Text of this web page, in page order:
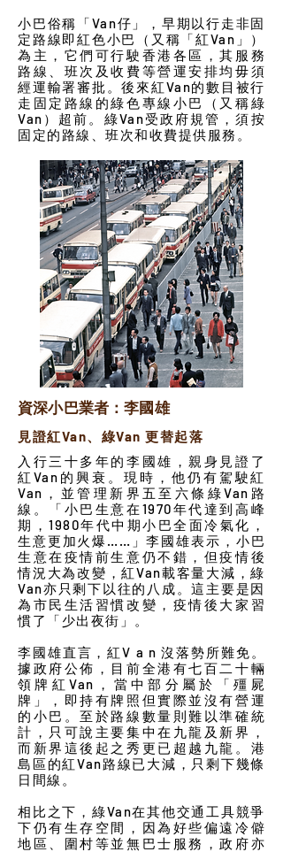
小巴俗稱「Van仔」，早期以行走非固
定路線即紅色小巴（又稱「紅Van」）
為主，它們可行駛香港各區，其服務
路線、班次及收費等營運安排均毋須
經運輸署審批。後來紅Van的數目被行
走固定路線的綠色專線小巴（又稱綠
Van）超前。綠Van受政府規管，須按
固定的路線、班次和收費提供服務。
資深小巴業者：李國雄
見證紅Van、綠Van 更替起落
入行三十多年的李國雄，親身見證了
紅Van的興衰。現時，他仍有駕駛紅
Van，並管理新界五至六條綠Van路
線。「小巴生意在1970年代達到高峰
期，1980年代中期小巴全面冷氣化，
生意更加火爆……」李國雄表示，小巴
生意在疫情前生意仍不錯，但疫情後
情況大為改變，紅Van載客量大減，綠
Van亦只剩下以往的八成。這主要是因
為市民生活習慣改變，疫情後大家習
慣了「少出夜街」。
李國雄直言，紅V a n 沒落勢所難免。
據政府公佈，目前全港有七百二十輛
領牌紅Van，當中部分屬於「殭屍
牌」，即持有牌照但實際並沒有營運
的小巴。至於路線數量則難以準確統
計，只可說主要集中在九龍及新界，
而新界這後起之秀更已超越九龍。港
島區的紅Van路線已大減，只剩下幾條
日間線。
相比之下，綠Van在其他交通工具競爭
下仍有生存空間，因為好些偏遠冷僻
地區、圍村等並無巴士服務，政府亦